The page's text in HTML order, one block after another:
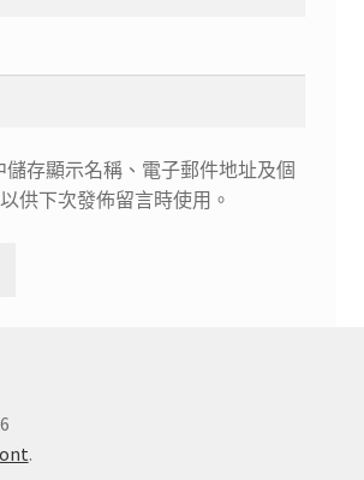
儲存顯示名稱、電子郵件地址及個
供下次發佈留言時使用。
.